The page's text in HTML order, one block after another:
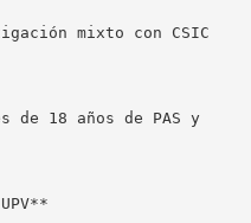
mixto con CSIC
de 18 años de PAS y